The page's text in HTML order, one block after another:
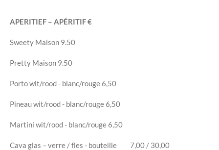
APERITIEF – APÉRITIF€
Sweety Maison 9.50
Pretty Maison 9.50
Porto wit/rood - blanc/rouge 6,50
Pineauwit/rood - blanc/rouge 6,50
Martini wit/rood - blanc/rouge 6,50
Cava glas – verre / fles - bouteille 7,00 / 30,00